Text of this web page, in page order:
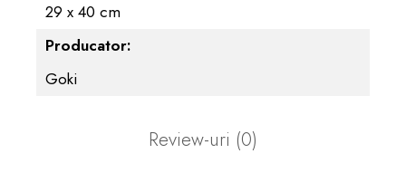
29 x 40 cm
Producator:
Goki
Review-uri (0)